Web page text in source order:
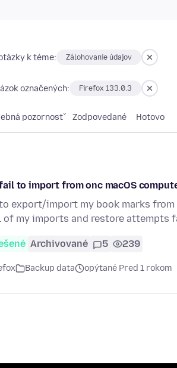
k téme: Zálohovanie údajov
označených: Firefox 133.0.3
pozornosť Zodpovedané Hotovo
to import from onc macOS
export/import my book marks
of my imports and restore attempts
Archivované 5 239
Backup data opýtané Pred 1 rokom